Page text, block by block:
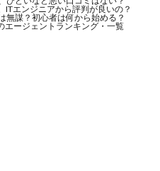
エンジニアから評判が良いの？
無謀？初心者は何から始める？
エージェントランキング・一覧